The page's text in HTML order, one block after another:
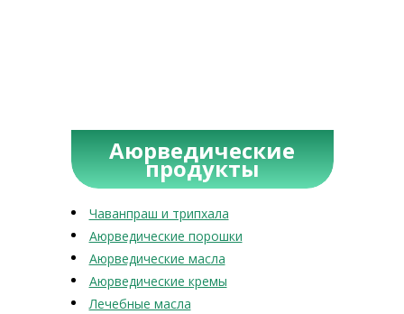
Аюрведические
продукты
Чаванпраш и трипхала
Аюрведические порошки
Аюрведические масла
Аюрведические кремы
Лечебные масла